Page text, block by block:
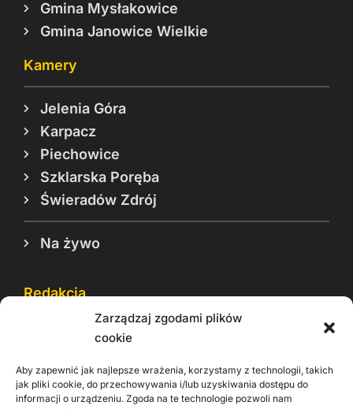
Zarządzaj zgodami plików
cookie
Aby zapewnić jak najlepsze wrażenia, korzystamy z technologii, takich
jak pliki cookie, do przechowywania i/lub uzyskiwania dostępu do
informacji o urządzeniu. Zgoda na te technologie pozwoli nam
Gmina Mysłakowice
Gmina Janowice Wielkie
Kamery
Jelenia Góra
Karpacz
Piechowice
Szklarska Poręba
Świeradów Zdrój
Na żywo
Redakcja
Reklama
Rodo
Kontakt